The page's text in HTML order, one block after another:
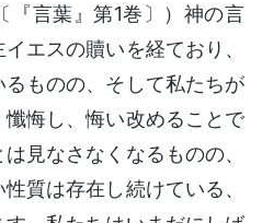
『言葉』第1巻〕）神の言
エスの贖いを経ており、
ものの、そして私たちが
懺悔し、悔い改めることで
見なさなくなるものの、
質は存在し続けている、